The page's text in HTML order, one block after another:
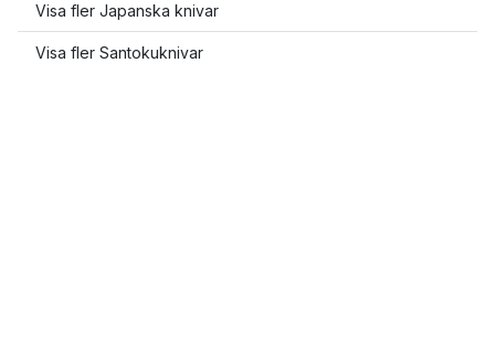
Visa fler Japanska knivar
Visa fler Santokuknivar